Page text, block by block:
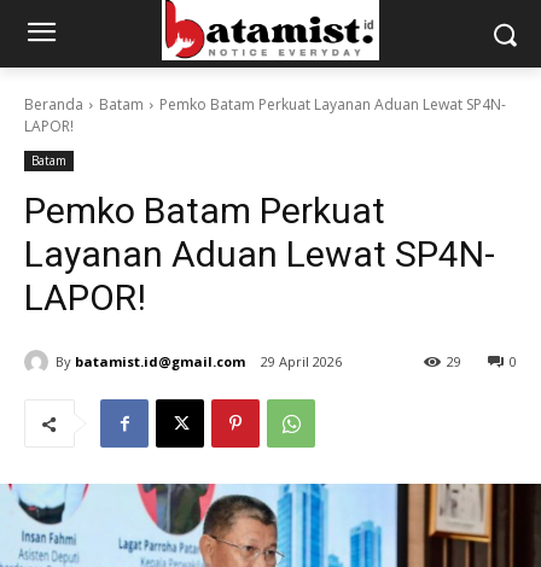
Beranda Batam
Pemko Batam Perkuat Layanan Aduan Lewat SP4N-
LAPOR!
Batam
Pemko Batam Perkuat
Layanan Aduan Lewat SP4N-
LAPOR!
By batamist.id@gmail.com 29 April 2026 0
29